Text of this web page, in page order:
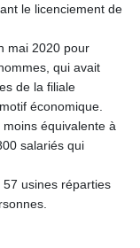
le licenciement de
mai 2020 pour
qui avait
de la filiale
économique.
équivalente à
salariés qui
usines réparties